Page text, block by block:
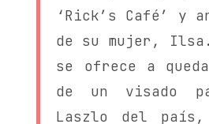
‘Rick’s Café’ y
de su mujer,
se ofrece a
de un visado
Laszlo del país,